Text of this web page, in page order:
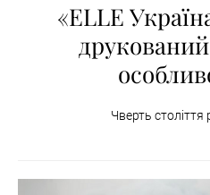
«ELLE
Чверть століття